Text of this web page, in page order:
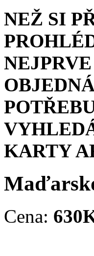
NEŽ SI
KARTY
Cena: